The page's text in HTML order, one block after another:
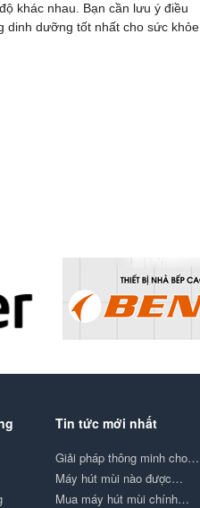
khác nhau. Bạn cần lưu ý điều
dinh dưỡng tốt nhất cho sức khỏe
Tin tức mới nhất
Giải pháp thông minh cho…
Máy hút mùi nào được…
Mua máy hút mùi chính…